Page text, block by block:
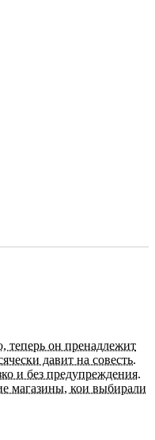
он пренадлежит
давит на совесть.
и без предупреждения.
магазины, кои выбирали